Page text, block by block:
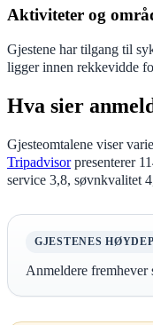
Aktiviteter og
Gjestene har tilgang til
ligger innen rekkevidde
Hva sier
Gjesteomtalene viser
Tripadvisorpresenterer
service 3,8, søvnkvalitet
GJESTENES
Anmeldere fremhever